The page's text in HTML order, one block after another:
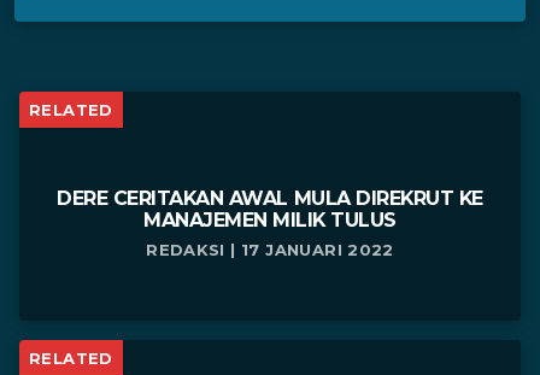
RELATED
DERE CERITAKAN AWAL MULA DIREKRUT KE
MANAJEMEN MILIK TULUS
REDAKSI | 17 JANUARI 2022
RELATED